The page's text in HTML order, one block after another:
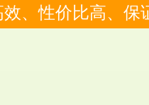
、性价比高、保